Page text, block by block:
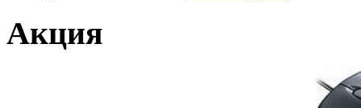
Gigabyte
Акция